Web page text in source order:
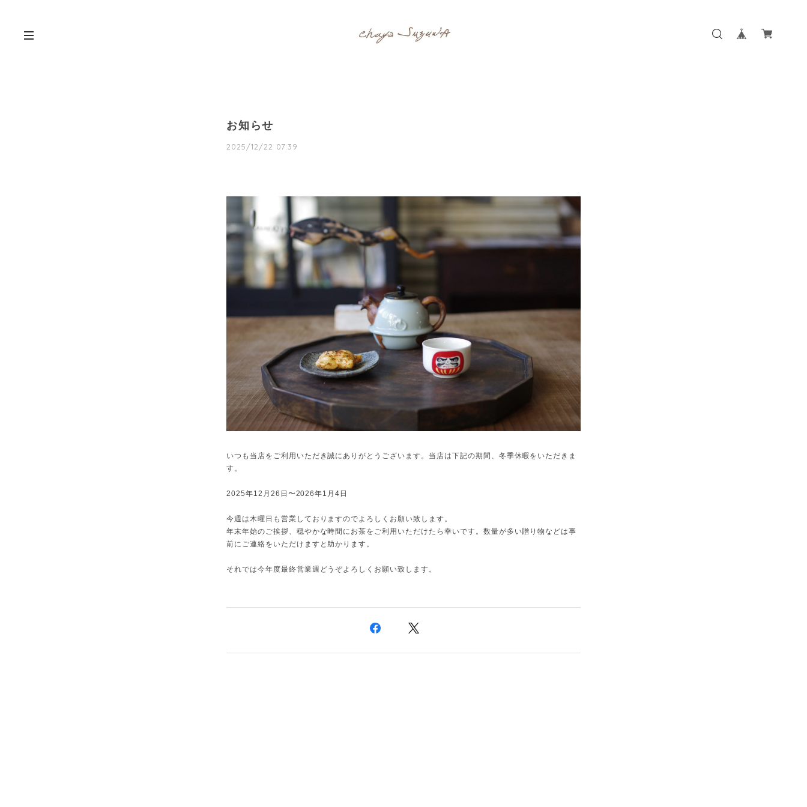
お知らせ
2025/12/22 07:39
いつも当店をご利用いただき誠にありがとうございます。 当店は下記の期間、冬季休暇をいただきま
す。
2025年12月26日〜2026年1月4日
今週は木曜日も営業しておりますのでよろしくお願い致します。
年末年始のご挨拶、穏やかな時間にお茶をご利用いただけたら幸いです。数量が多い贈り物などは事
前にご連絡をいただけますと助かります。
それでは今年度最終営業週どうぞよろしくお願い致します。